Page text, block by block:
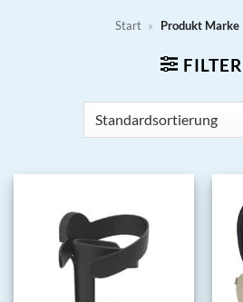
Start » Produkt Marke
FILTER